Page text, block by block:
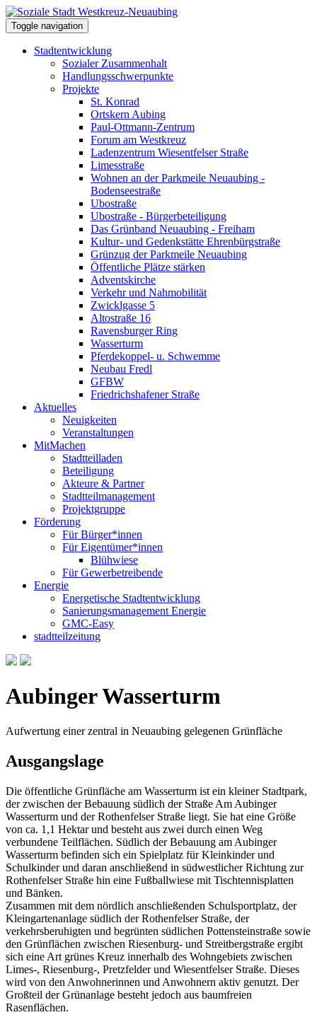
Toggle navigation
Stadtentwicklung
Sozialer Zusammenhalt
Handlungsschwerpunkte
Projekte
St. Konrad
Ortskern Aubing
Paul-Ottmann-Zentrum
Forum am Westkreuz
Ladenzentrum Wiesentfelser Straße
Limesstraße
Wohnen an der Parkmeile Neuaubing -
Bodenseestraße
Ubostraße
Ubostraße - Bürgerbeteiligung
Das Grünband Neuaubing - Freiham
Kultur- und Gedenkstätte Ehrenbürgstraße
Grünzug der Parkmeile Neuaubing
Öffentliche Plätze stärken
Adventskirche
Verkehr und Nahmobilität
Zwicklgasse 5
Altostraße 16
Ravensburger Ring
Wasserturm
Pferdekoppel- u. Schwemme
Neubau Fredl
GFBW
Friedrichshafener Straße
Aktuelles
Neuigkeiten
Veranstaltungen
MitMachen
Stadtteilladen
Beteiligung
Akteure & Partner
Stadtteilmanagement
Projektgruppe
Förderung
Für Bürger*innen
Für Eigentümer*innen
Blühwiese
Für Gewerbetreibende
Energie
Energetische Stadtentwicklung
Sanierungsmanagement Energie
GMC-Easy
stadtteilzeitung
Aubinger Wasserturm
Aufwertung einer zentral in Neuaubing gelegenen Grünfläche
Ausgangslage
Die öffentliche Grünfläche am Wasserturm ist ein kleiner Stadtpark,
der zwischen der Bebauung südlich der Straße Am Aubinger
Wasserturm und der Rothenfelser Straße liegt. Sie hat eine Größe
von ca. 1,1 Hektar und besteht aus zwei durch einen Weg
verbundene Teilflächen. Südlich der Bebauung am Aubinger
Wasserturm befinden sich ein Spielplatz für Kleinkinder und
Schulkinder und daran anschließend in südwestlicher Richtung zur
Rothenfelser Straße hin eine Fußballwiese mit Tischtennisplatten
und Bänken.
Zusammen mit dem nördlich anschließenden Schulsportplatz, der
Kleingartenanlage südlich der Rothenfelser Straße, der
verkehrsberuhigten und begrünten südlichen Pottensteinstraße sowie
den Grünflächen zwischen Riesenburg- und Streitbergstraße ergibt
sich eine Art grünes Kreuz innerhalb des Wohngebiets zwischen
Limes-, Riesenburg-, Pretzfelder und Wiesentfelser Straße. Dieses
wird von den Anwohnerinnen und Anwohnern aktiv genutzt. Der
Großteil der Grünanlage besteht jedoch aus baumfreien
Rasenflächen.